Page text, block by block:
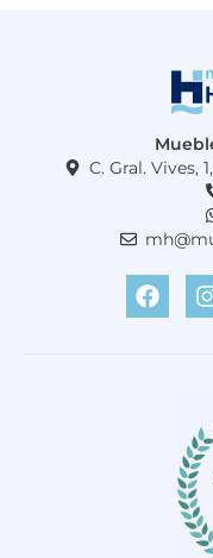
C. Gral. Vives,
F
a
c
I